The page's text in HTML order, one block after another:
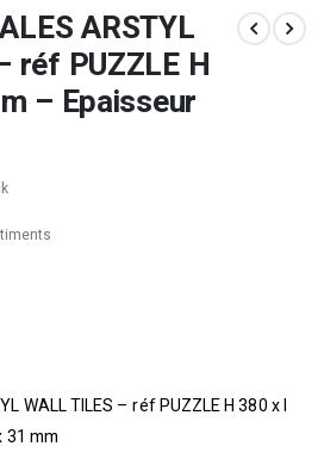
ARSTYL
réf PUZZLE H
– Epaisseur
WALL TILES – réf PUZZLE H 380 x l
31 mm